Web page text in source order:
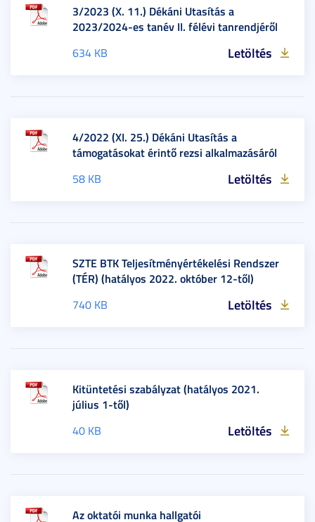
3/2023 (X. 11.) Dékáni Utasítás a
2023/2024-es tanév II. félévi tanrendjéről
634 KB Letöltés
4/2022 (XI. 25.) Dékáni Utasítás a
támogatásokat érintő rezsi alkalmazásáról
58 KB Letöltés
SZTE BTK Teljesítményértékelési Rendszer
(TÉR) (hatályos 2022. október 12-től)
740 KB Letöltés
Kitüntetési szabályzat (hatályos 2021.
július 1-től)
40 KB Letöltés
Az oktatói munka hallgatói